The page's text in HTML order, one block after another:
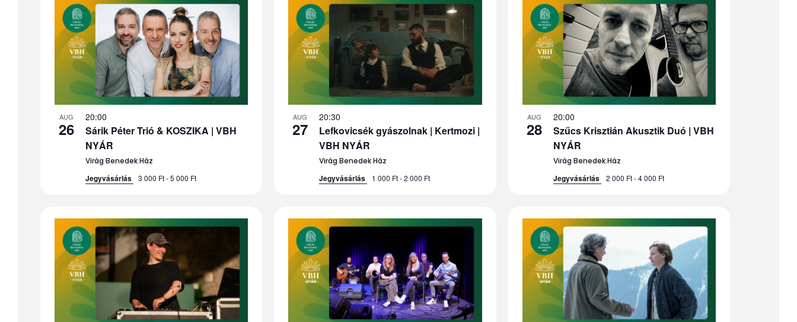
AUG
26
Sárik Péter Trió & KOSZIKA | VBH
NYÁR
Virág Benedek Ház
20:00
Jegyvásárlás 3 000 Ft - 5 000 Ft
AUG
27
Lefkovicsék gyászolnak | Kertmozi |
VBH NYÁR
Virág Benedek Ház
20:30
Jegyvásárlás 1 000 Ft - 2 000 Ft
AUG
28
Szűcs Krisztián Akusztik Duó | VBH
NYÁR
Virág Benedek Ház
20:00
Jegyvásárlás 2 000 Ft - 4 000 Ft